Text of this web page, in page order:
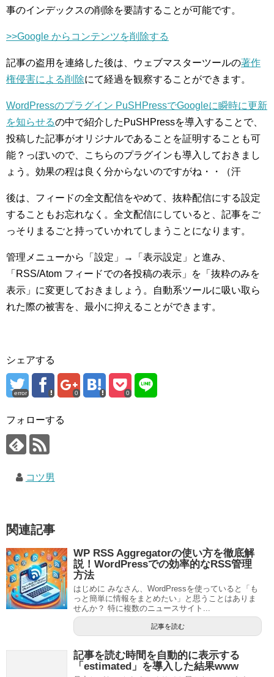
事のインデックスの削除を要請することが可能です。
>>Google からコンテンツを削除する
記事の盗用を連絡した後は、ウェブマスターツールの著作
権侵害による削除にて経過を観察することができます。
WordPressのプラグイン PuSHPressでGoogleに瞬時に更新
を知らせるの中で紹介したPuSHPressを導入することで、
投稿した記事がオリジナルであることを証明することも可
能？っぽいので、こちらのプラグインも導入しておきまし
ょう。効果の程は良く分からないのですがね・・（汗
後は、フィードの全文配信をやめて、抜粋配信にする設定
することもお忘れなく。全文配信にしていると、記事をご
っそりまるごと持っていかれてしまうことになります。
管理メニューから「設定」→「表示設定」と進み、
「RSS/Atom フィードでの各投稿の表示」を「抜粋のみを
表示」に変更しておきましょう。自動系ツールに吸い取ら
れた際の被害を、最小に抑えることができます。
シェアする
error 0 0
フォローする
コツ男
関連記事
WP RSS Aggregatorの使い方を徹底解
説！WordPressでの効率的なRSS管理
方法
はじめに みなさん、WordPressを使っていると「も
っと簡単に情報をまとめたい」と思うことはありま
せんか？ 特に複数のニュースサイト...
記事を読む
記事を読む時間を自動的に表示する
「estimated」を導入した結果www